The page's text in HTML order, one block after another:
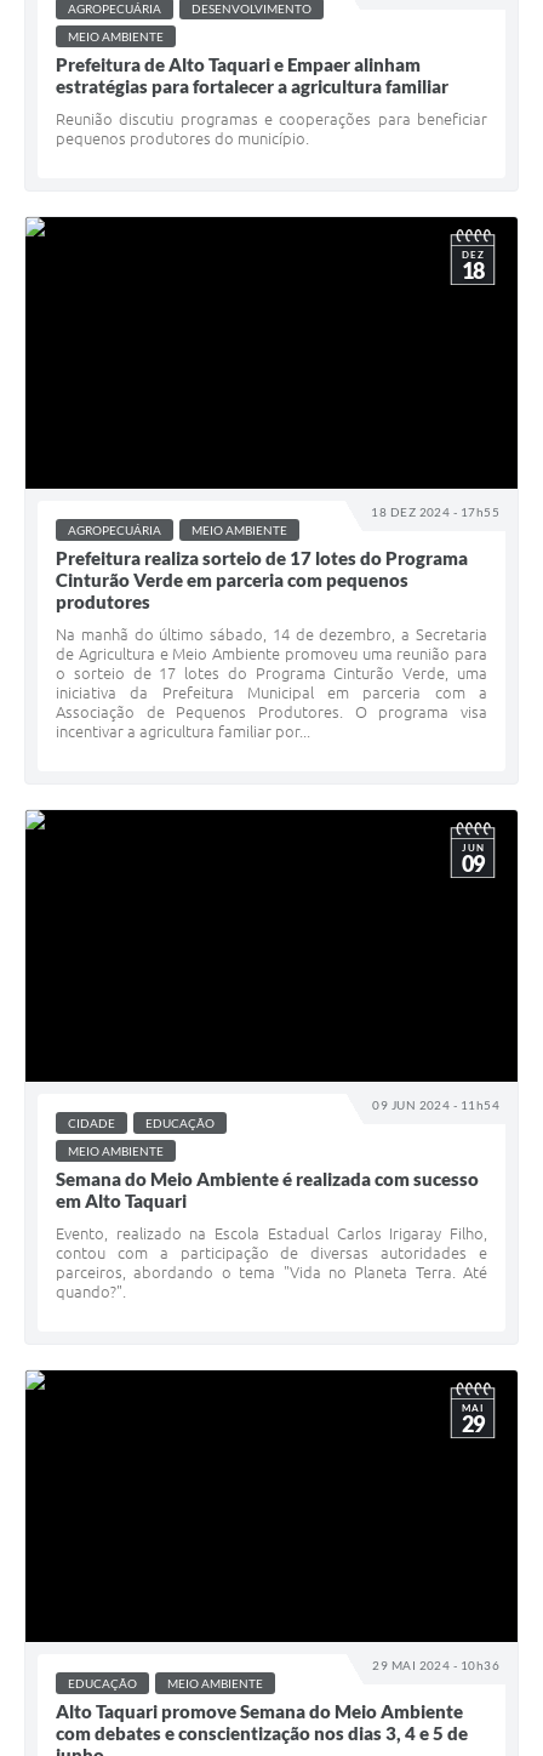
AGROPECUÁRIA
DESENVOLVIMENTO
MEIO AMBIENTE
Prefeitura de Alto Taquari e Empaer alinham
estratégias para fortalecer a agricultura familiar
Reunião discutiu programas e cooperações para beneficiar
pequenos produtores do município.
18 DEZ 2024 - 17h55
DEZ
18
AGROPECUÁRIA MEIO AMBIENTE
Prefeitura realiza sorteio de 17 lotes do Programa
Cinturão Verde em parceria com pequenos
produtores
Na manhã do último sábado, 14 de dezembro, a Secretaria
de Agricultura e Meio Ambiente promoveu uma reunião para
o sorteio de 17 lotes do Programa Cinturão Verde, uma
iniciativa da Prefeitura Municipal em parceria com a
Associação de Pequenos Produtores. O programa visa
incentivar a agricultura familiar por...
09 JUN 2024 - 11h54
JUN
09
CIDADE
EDUCAÇÃO
MEIO AMBIENTE
Semana do Meio Ambiente é realizada com sucesso
em Alto Taquari
Evento, realizado na Escola Estadual Carlos Irigaray Filho,
contou com a participação de diversas autoridades e
parceiros, abordando o tema "Vida no Planeta Terra. Até
quando?".
29 MAI 2024 - 10h36
MAI
29
EDUCAÇÃO MEIO AMBIENTE
Alto Taquari promove Semana do Meio Ambiente
com debates e conscientização nos dias 3, 4 e 5 de